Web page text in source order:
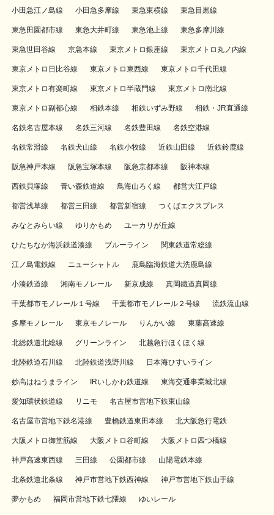
小田急江ノ島線 小田急多摩線 東急東横線 東急目黒線
東急田園都市線 東急大井町線 東急池上線 東急多摩川線
東急世田谷線 京急本線 東京メトロ銀座線 東京メトロ丸ノ内線
東京メトロ日比谷線 東京メトロ東西線 東京メトロ千代田線
東京メトロ有楽町線 東京メトロ半蔵門線 東京メトロ南北線
東京メトロ副都心線 相鉄本線 相鉄いずみ野線 相鉄・JR直通線
名鉄名古屋本線 名鉄三河線 名鉄豊田線 名鉄空港線
名鉄常滑線 名鉄犬山線 名鉄小牧線 近鉄山田線 近鉄鈴鹿線
阪急神戸本線 阪急宝塚本線 阪急京都本線 阪神本線
西鉄貝塚線 青い森鉄道線 鳥海山ろく線 都営大江戸線
都営浅草線 都営三田線 都営新宿線 つくばエクスプレス
みなとみらい線 ゆりかもめ ユーカリが丘線
ひたちなか海浜鉄道湊線 ブルーライン 関東鉄道常総線
江ノ島電鉄線 ニューシャトル 鹿島臨海鉄道大洗鹿島線
小湊鉄道線 湘南モノレール 新京成線 真岡鐵道真岡線
千葉都市モノレール１号線 千葉都市モノレール２号線 流鉄流山線
多摩モノレール 東京モノレール りんかい線 東葉高速線
北総鉄道北総線 グリーンライン 北越急行ほくほく線
北陸鉄道石川線 北陸鉄道浅野川線 日本海ひすいライン
妙高はねうまライン IRいしかわ鉄道線 東海交通事業城北線
愛知環状鉄道線 リニモ 名古屋市営地下鉄東山線
名古屋市営地下鉄名港線 豊橋鉄道東田本線 北大阪急行電鉄
大阪メトロ御堂筋線 大阪メトロ谷町線 大阪メトロ四つ橋線
神戸高速東西線 三田線 公園都市線 山陽電鉄本線
北条鉄道北条線 神戸市営地下鉄西神線 神戸市営地下鉄山手線
夢かもめ 福岡市営地下鉄七隈線 ゆいレール